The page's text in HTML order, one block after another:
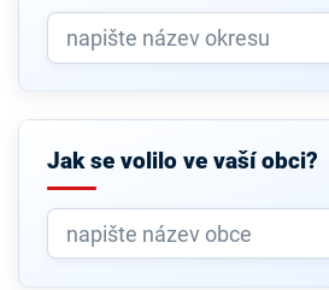
Jak se volilo ve vaší obci?